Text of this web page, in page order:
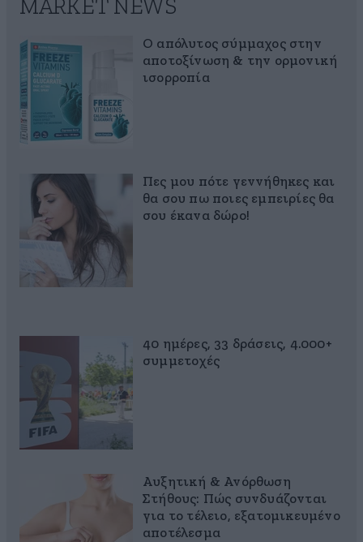
MARKET NEWS
Ο απόλυτος σύμμαχος στην
αποτοξίνωση & την ορμονική
ισορροπία
Πες μου πότε γεννήθηκες και
θα σου πω ποιες εμπειρίες θα
σου έκανα δώρο!
40 ημέρες, 33 δράσεις, 4.000+
συμμετοχές
Αυξητική & Ανόρθωση
Στήθους: Πώς συνδυάζονται
για το τέλειο, εξατομικευμένο
αποτέλεσμα